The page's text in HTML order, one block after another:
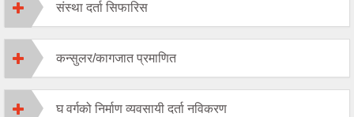
संस्था दर्ता सिफारिस
कन्सुलर/कागजात प्रमाणित
घ वर्गको निर्माण व्यवसायी दर्ता नविकरण